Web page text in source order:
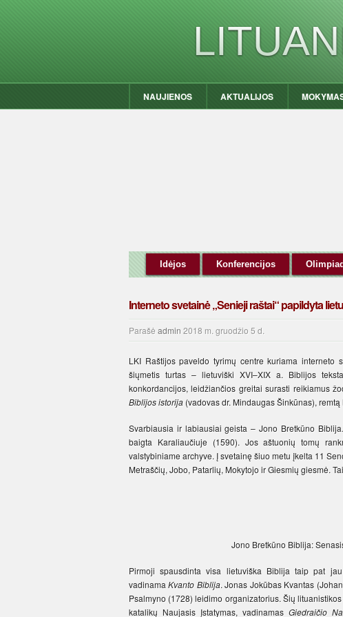
NAUJIENOS AKTUALIJOS
Idėjos Konferencijos
Interneto svetainė „Senieji raštai“ papildyta
Parašė admin 2018 m. gruodžio 5 d.
LKI Raštijos paveldo tyrimų centre kuriama interneto
šiųmetis turtas – lietuviški XVI–XIX a. Biblijos
konkordancijos, leidžiančios greitai surasti reikiamus
Biblijos istorija (vadovas dr. Mindaugas Šinkūnas),
Svarbiausia ir labiausiai geista – Jono Bretkūno
baigta Karaliaučiuje (1590). Jos aštuonių tomų
valstybiniame archyve. Į svetainę šiuo metu įkelta 11
Metraščių, Jobo, Patarlių, Mokytojo ir Giesmių giesmė.
Jono Bretkūno Biblija:
Pirmoji spausdinta visa lietuviška Biblija taip pat
vadinamaKvanto Biblija. Jonas Jokūbas Kvantas
Psalmyno (1728) leidimo organizatorius. Šių
katalikų Naujasis Įstatymas, vadinamas Giedraičio